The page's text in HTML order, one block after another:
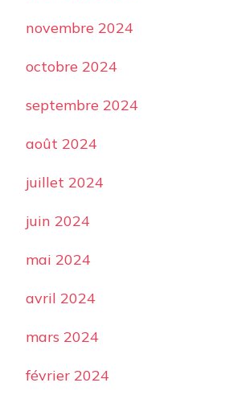
novembre 2024
octobre 2024
septembre 2024
août 2024
juillet 2024
juin 2024
mai 2024
avril 2024
mars 2024
février 2024